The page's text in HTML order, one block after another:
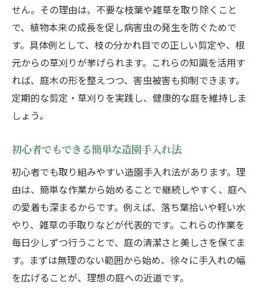
せん。その理由は、不要な枝葉や雑草を取り除くこと
で、植物本来の成長を促し病害虫の発生を防ぐためで
す。具体例として、枝の分かれ目での正しい剪定や、根
元からの草刈りが挙げられます。これらの知識を活用す
れば、庭木の形を整えつつ、害虫被害も抑制できます。
定期的な剪定・草刈りを実践し、健康的な庭を維持しま
しょう。
初心者でもできる簡単な造園手入れ法
初心者でも取り組みやすい造園手入れ法があります。理
由は、簡単な作業から始めることで継続しやすく、庭へ
の愛着も深まるからです。例えば、落ち葉拾いや軽い水
やり、雑草の手取りなどが代表的です。これらの作業を
毎日少しずつ行うことで、庭の清潔さと美しさを保てま
す。まずは無理のない範囲から始め、徐々に手入れの幅
を広げることが、理想の庭への近道です。